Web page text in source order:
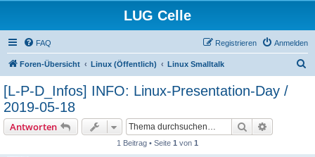
LUG Celle
FAQ Anmelden
Registrieren
Foren-Übersicht Linux (Öffentlich) Linux Smalltalk
[L-P-D_Infos] INFO: Linux-Presentation-Day /
2019-05-18
Antworten Suche
1 Beitrag • Seite 1 von 1